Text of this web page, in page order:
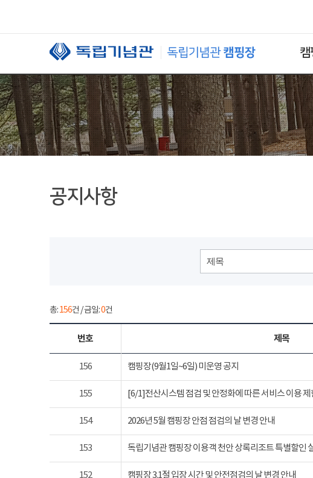
캠
공지사항
제목
총:156건 / 금일:0건
번호 제목
156 캠핑장(9월1일~6일) 미운영 공지
155 [6/1]전산시스템 점검 및 안정화에 따른 서비스 이용 제
154 2026년 5월 캠핑장 안점 점검의 날 변경 안내
153 독립기념관 캠핑장 이용객 천안 상록리조트 특별할인
152 캠핑장 3.1절 입장 시간 및 안전점검의 날 변경 안내